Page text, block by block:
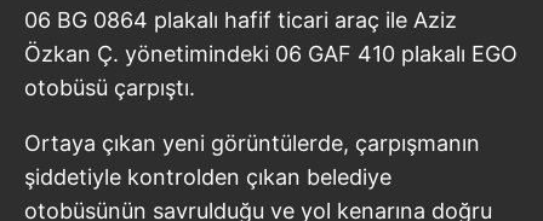
06 BG 0864 plakalı hafif ticari araç ile Aziz
Özkan Ç. yönetimindeki 06 GAF 410 plakalı EGO
otobüsü çarpıştı.
Ortaya çıkan yeni görüntülerde, çarpışmanın
şiddetiyle kontrolden çıkan belediye
otobüsünün savrulduğu ve yol kenarına doğru